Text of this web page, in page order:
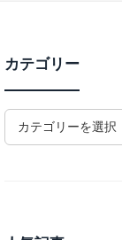
カテゴリー
カテゴリーを選択